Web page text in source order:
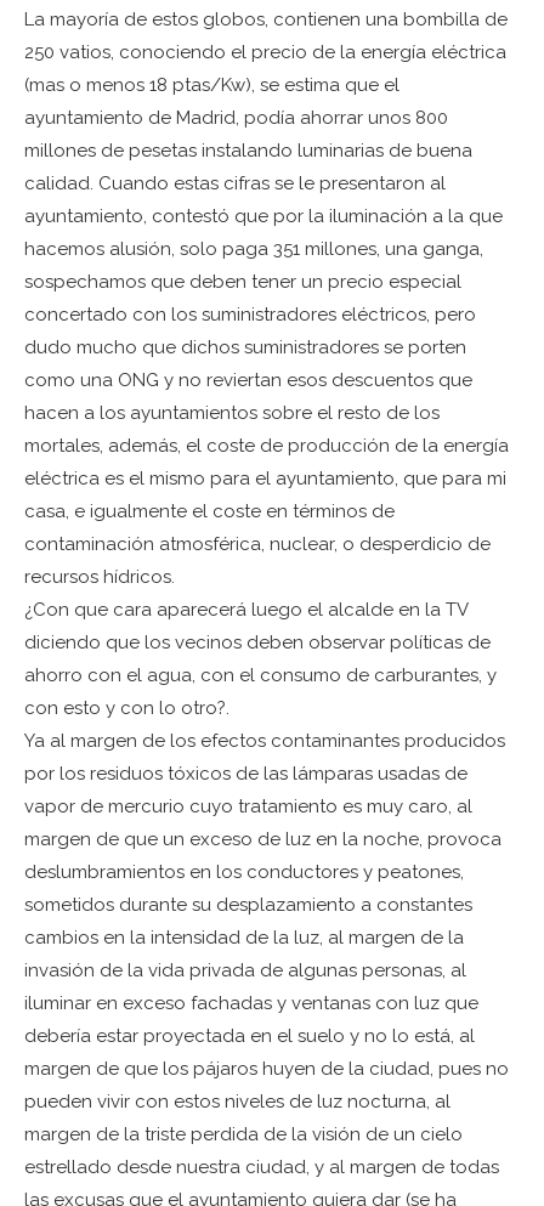
La mayoría de estos globos, contienen una bombilla de
250 vatios, conociendo el precio de la energía eléctrica
(mas o menos 18 ptas/Kw), se estima que el
ayuntamiento de Madrid, podía ahorrar unos 800
millones de pesetas instalando luminarias de buena
calidad. Cuando estas cifras se le presentaron al
ayuntamiento, contestó que por la iluminación a la que
hacemos alusión, solo paga 351 millones, una ganga,
sospechamos que deben tener un precio especial
concertado con los suministradores eléctricos, pero
dudo mucho que dichos suministradores se porten
como una ONG y no reviertan esos descuentos que
hacen a los ayuntamientos sobre el resto de los
mortales, además, el coste de producción de la energía
eléctrica es el mismo para el ayuntamiento, que para mi
casa, e igualmente el coste en términos de
contaminación atmosférica, nuclear, o desperdicio de
recursos hídricos.
¿Con que cara aparecerá luego el alcalde en la TV
diciendo que los vecinos deben observar políticas de
ahorro con el agua, con el consumo de carburantes, y
con esto y con lo otro?.
Ya al margen de los efectos contaminantes producidos
por los residuos tóxicos de las lámparas usadas de
vapor de mercurio cuyo tratamiento es muy caro, al
margen de que un exceso de luz en la noche, provoca
deslumbramientos en los conductores y peatones,
sometidos durante su desplazamiento a constantes
cambios en la intensidad de la luz, al margen de la
invasión de la vida privada de algunas personas, al
iluminar en exceso fachadas y ventanas con luz que
debería estar proyectada en el suelo y no lo está, al
margen de que los pájaros huyen de la ciudad, pues no
pueden vivir con estos niveles de luz nocturna, al
margen de la triste perdida de la visión de un cielo
estrellado desde nuestra ciudad, y al margen de todas
las excusas que el ayuntamiento quiera dar (se ha